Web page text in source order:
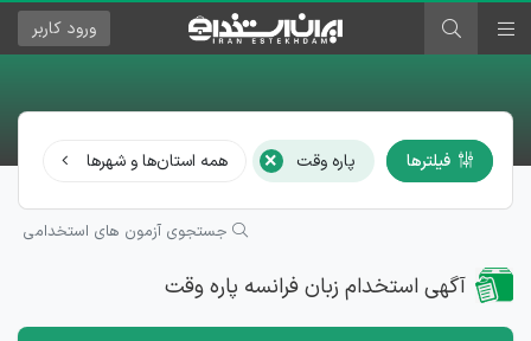
ورود کاربر
فیلترها پاره وقت × همه استان‌ها و شهرها
جستجوی آزمون های استخدامی
آگهی استخدام زبان فرانسه پاره وقت